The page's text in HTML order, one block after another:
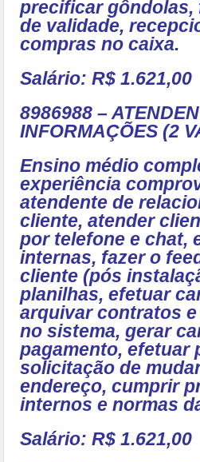
precificar gôndolas,
de validade,
compras no caixa.
Salário: R$ 1.621,00
8986988 –
INFORMAÇÕES (2
Ensino médio
experiência
atendente de
cliente, atender
por telefone e chat,
internas, fazer o
cliente (pós
planilhas, efetuar
arquivar contratos
no sistema, gerar
pagamento, efetuar
solicitação de
endereço, cumprir
internos e normas
Salário: R$ 1.621,00